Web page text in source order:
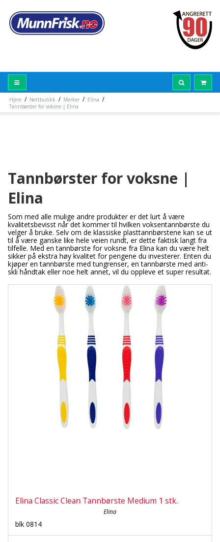
Hjem / Nettbutikk / Merker / Elina /
Tannbørster for voksne | Elina
Tannbørster for voksne |
Elina
Som med alle mulige andre produkter er det lurt å være
kvalitetsbevisst når det kommer til hvilken voksentannbørste du
velger å bruke. Selv om de klassiske plasttannbørstene kan se ut
til å være ganske like hele veien rundt, er dette faktisk langt fra
tilfelle. Med en tannbørste for voksne fra Elina kan du være helt
sikker på ekstra høy kvalitet for pengene du investerer. Enten du
kjøper en tannbørste med tungrenser, en tannbørste med anti-
skli håndtak eller noe helt annet, vil du oppleve et super resultat.
Elina Classic Clean Tannbørste Medium 1 stk.
Elina
blk 0814